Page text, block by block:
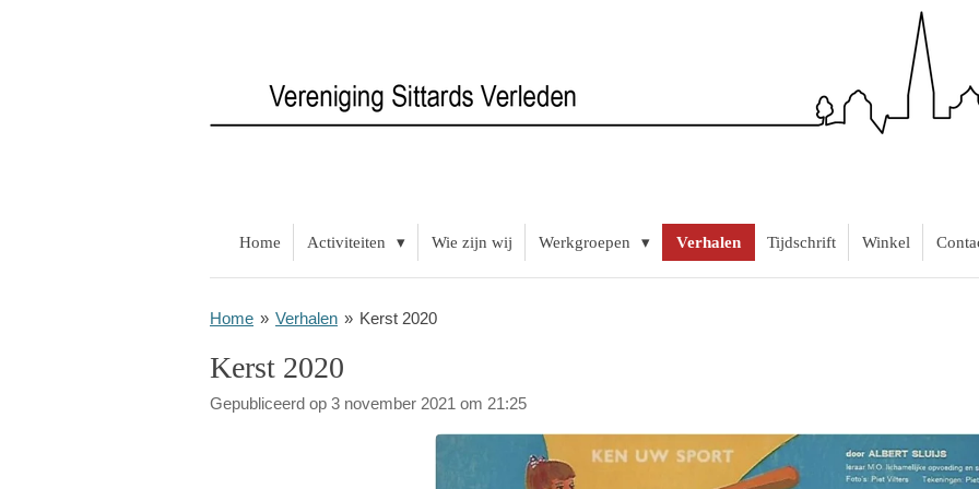
Home Activiteiten Wie zijn wij Werkgroepen Verhalen Tijdschrift Winkel
Home » Verhalen » Kerst 2020
Kerst 2020
Gepubliceerd op 3 november 2021 om 21:25